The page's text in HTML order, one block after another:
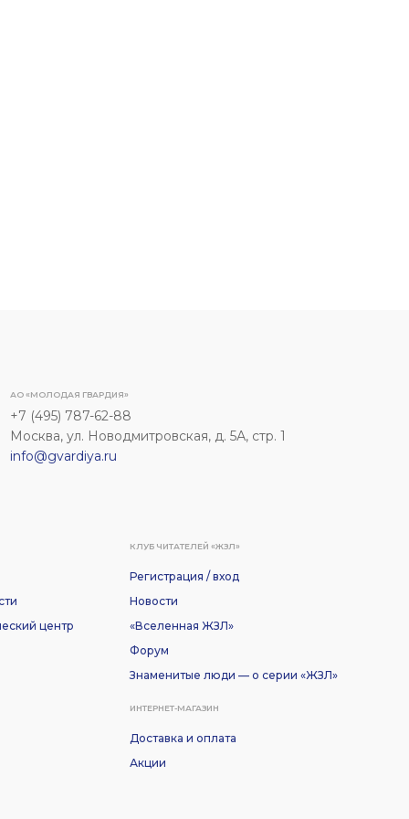
АО «МОЛОДАЯ ГВАРДИЯ»
+7 (495) 787-62-88
Москва, ул. Новодмитровская, д. 5А, стр. 1
info@gvardiya.ru
центр
КЛУБ ЧИТАТЕЛЕЙ «ЖЗЛ»
Регистрация / вход
Новости
«Вселенная ЖЗЛ»
Форум
Знаменитые люди — о серии «ЖЗЛ»
ИНТЕРНЕТ-МАГАЗИН
Доставка и оплата
Акции